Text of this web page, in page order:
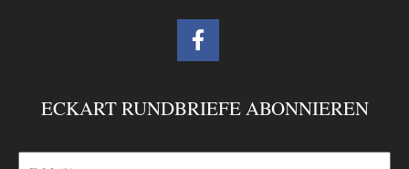
F
a
b
o
ECKART RUNDBRIEFE ABONNIEREN